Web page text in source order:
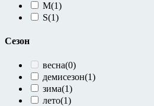
M(1)
S(1)
Сезон
весна(0)
демисезон(1)
зима(1)
лето(1)